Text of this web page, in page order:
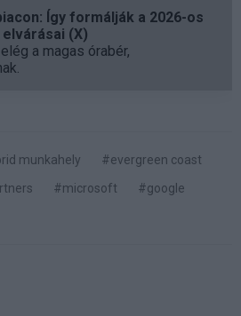
Így formálják a 2026-os
(X)
a magas órabér,
munkahely
#evergreen coast
#microsoft
#google